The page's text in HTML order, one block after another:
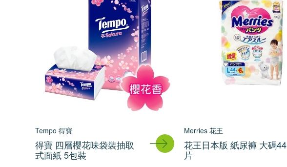
Tempo 得寶
得寶 四層櫻花味袋裝抽取
式面紙 5包裝
Merries 花王
花王日本版 紙尿褲 大碼44
片